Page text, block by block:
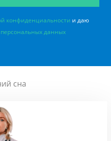
конфиденциальности и даю
персональных данных
сна